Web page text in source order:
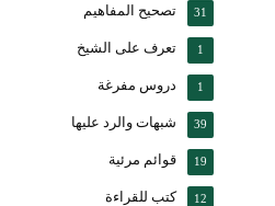
تصحيح المفاهيم 31
تعرف على الشيخ 1
دروس مفرغة 1
شبهات والرد عليها 39
قوائم مرئية 19
كتب للقراءة 12